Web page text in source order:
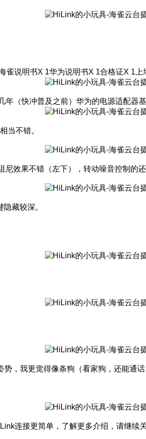
明书X 1华为说明书X 1合格证X 1上
快冲普及之前）华为的电源适配器基
当不错。
效果不错（左下），转动噪音控制的还
藏较深。
，我更觉得像条狗（看家狗，还能通话
连接更简单，了解更多介绍，请继续关